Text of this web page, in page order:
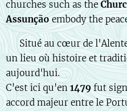
churches such as the
Assunçãoembody the
🇫🇷 Situé au cœur de
un lieu où histoire et
aujourd'hui.
C'est ici qu'en1479fut
accord majeur entre le